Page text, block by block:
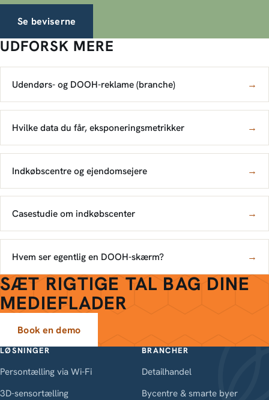
Se beviserne
UDFORSK MERE
Udendørs- og DOOH-reklame (branche) →
Hvilke data du får, eksponeringsmetrikker →
Indkøbscentre og ejendomsejere →
Casestudie om indkøbscenter →
Hvem ser egentlig en DOOH-skærm? →
SÆT RIGTIGE TAL BAG DINE
MEDIEFLADER
Book en demo
LØSNINGER
Persontælling via Wi-Fi
3D-sensortælling
BRANCHER
Detailhandel
Bycentre & smarte byer